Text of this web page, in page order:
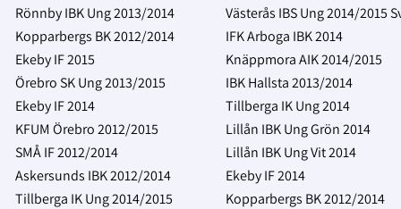
Rönnby IBK Ung 2013/2014
Västerås IBS Ung 2014/2015
Kopparbergs BK 2012/2014
IFK Arboga IBK 2014
Ekeby IF 2015
Knäppmora AIK 2014/2015
Örebro SK Ung 2013/2015
IBK Hallsta 2013/2014
Ekeby IF 2014
Tillberga IK Ung 2014
KFUM Örebro 2012/2015
Lillån IBK Ung Grön 2014
SMÅ IF 2012/2014
Lillån IBK Ung Vit 2014
Askersunds IBK 2012/2014
Ekeby IF 2014
Tillberga IK Ung 2014/2015
Kopparbergs BK 2012/2014